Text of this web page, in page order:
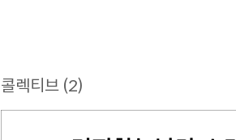
콜렉티브 (2)